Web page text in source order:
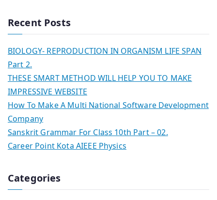
Recent Posts
BIOLOGY- REPRODUCTION IN ORGANISM LIFE SPAN
Part 2.
THESE SMART METHOD WILL HELP YOU TO MAKE
IMPRESSIVE WEBSITE
How To Make A Multi National Software Development
Company
Sanskrit Grammar For Class 10th Part – 02.
Career Point Kota AIEEE Physics
Categories